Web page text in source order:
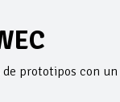
de prototipos con un